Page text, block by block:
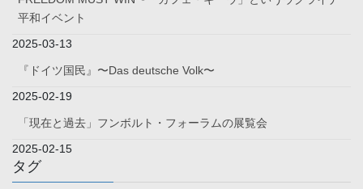
平和イベント
2025-03-13
『ドイツ国民』〜Das deutsche Volk〜
2025-02-19
「現在と過去」フンボルト・フォーラムの展覧会
2025-02-15
タグ